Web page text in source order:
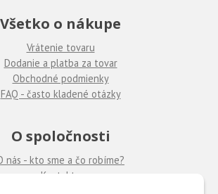
Všetko o nákupe
Vrátenie tovaru
Dodanie a platba za tovar
Obchodné podmienky
FAQ - často kladené otázky
O spoločnosti
nás - kto sme a čo robíme?
Kontakty